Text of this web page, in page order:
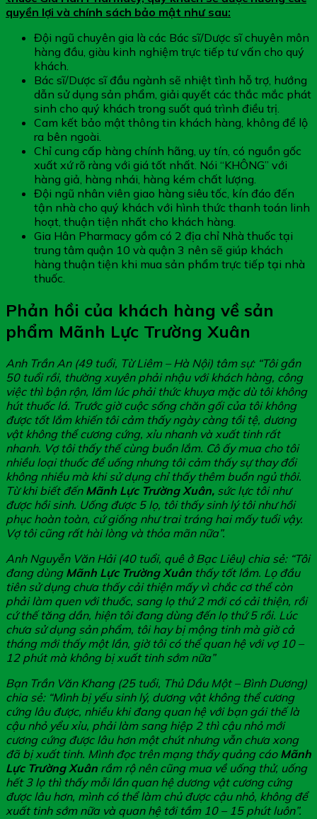
quyền lợi và chính sách bảo mật như sau:
Đội ngũ chuyên gia là các Bác sĩ/Dược sĩ chuyên môn
hàng đầu, giàu kinh nghiệm trực tiếp tư vấn cho quý
khách.
Bác sĩ/Dược sĩ đầu ngành sẽ nhiệt tình hỗ trợ, hướng
dẫn sử dụng sản phẩm, giải quyết các thắc mắc phát
sinh cho quý khách trong suốt quá trình điều trị.
Cam kết bảo mật thông tin khách hàng, không để lộ
ra bên ngoài.
Chỉ cung cấp hàng chính hãng, uy tín, có nguồn gốc
xuất xứ rõ ràng với giá tốt nhất. Nói “KHÔNG” với
hàng giả, hàng nhái, hàng kém chất lượng.
Đội ngũ nhân viên giao hàng siêu tốc, kín đáo đến
tận nhà cho quý khách với hình thức thanh toán linh
hoạt, thuận tiện nhất cho khách hàng.
Gia Hân Pharmacy gồm có 2 địa chỉ Nhà thuốc tại
trung tâm quận 10 và quận 3 nên sẽ giúp khách
hàng thuận tiện khi mua sản phẩm trực tiếp tại nhà
thuốc.
Phản hồi của khách hàng về sản
phẩm Mãnh Lực Trường Xuân
Anh Trần An (49 tuổi, Từ Liêm – Hà Nội) tâm sự: “Tôi gần
50 tuổi rồi, thường xuyên phải nhậu với khách hàng, công
việc thì bận rộn, lắm lúc phải thức khuya mặc dù tôi không
hút thuốc lá. Trước giờ cuộc sống chăn gối của tôi không
được tốt lắm khiến tôi cảm thấy ngày càng tồi tệ, dương
vật không thể cương cứng, xỉu nhanh và xuất tinh rất
nhanh. Vợ tôi thấy thế cùng buồn lắm. Cô ấy mua cho tôi
nhiều loại thuốc để uống nhưng tôi cảm thấy sự thay đổi
không nhiều mà khi sử dụng chỉ thấy thêm buồn ngủ thôi.
Từ khi biết đến Mãnh Lực Trường Xuân, sức lực tôi như
được hồi sinh. Uống được 5 lọ, tôi thấy sinh lý tôi như hồi
phục hoàn toàn, cứ giống như trai tráng hai mấy tuổi vậy.
Vợ tôi cũng rất hài lòng và thỏa mãn nữa”.
Anh Nguyễn Văn Hải (40 tuổi, quê ở Bạc Liêu) chia sẻ: “Tôi
đang dùng Mãnh Lực Trường Xuân thấy tốt lắm. Lọ đầu
tiên sử dụng chưa thấy cải thiện mấy vì chắc cơ thể còn
phải làm quen với thuốc, sang lọ thứ 2 mới có cải thiện, rồi
cứ thế tăng dần, hiện tôi đang dùng đến lọ thứ 5 rồi. Lúc
chưa sử dụng sản phẩm, tôi hay bị mộng tinh mà giờ cả
tháng mới thấy một lần, giờ tôi có thể quan hệ với vợ 10 –
12 phút mà không bị xuất tinh sớm nữa”
Bạn Trần Văn Khang (25 tuổi, Thủ Dầu Một – Bình Dương)
chia sẻ: “Mình bị yếu sinh lý, dương vật không thể cương
cứng lâu được, nhiều khi đang quan hệ với bạn gái thế là
cậu nhỏ yểu xỉu, phải làm sang hiệp 2 thì cậu nhỏ mới
cương cứng được lâu hơn một chút nhưng vẫn chưa xong
đã bị xuất tinh. Mình đọc trên mạng thấy quảng cáo Mãnh
Lực Trường Xuân rầm rộ nên cũng mua về uống thử, uống
hết 3 lọ thì thấy mỗi lần quan hệ dương vật cương cứng
được lâu hơn, mình có thể làm chủ được cậu nhỏ, không để
xuất tinh sớm nữa và quan hệ tới tầm 10 – 15 phút luôn”.